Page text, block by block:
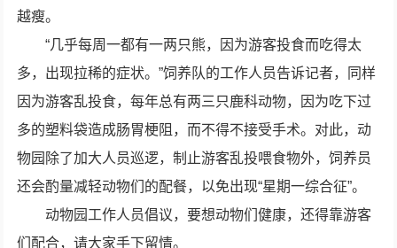
越瘦。
“几乎每周一都有一两只熊，因为游客投食而吃得太
多，出现拉稀的症状。”饲养队的工作人员告诉记者，同样
因为游客乱投食，每年总有两三只鹿科动物，因为吃下过
多的塑料袋造成肠胃梗阻，而不得不接受手术。对此，动
物园除了加大人员巡逻，制止游客乱投喂食物外，饲养员
还会酌量减轻动物们的配餐，以免出现“星期一综合征”。
动物园工作人员倡议，要想动物们健康，还得靠游客
们配合，请大家手下留情。